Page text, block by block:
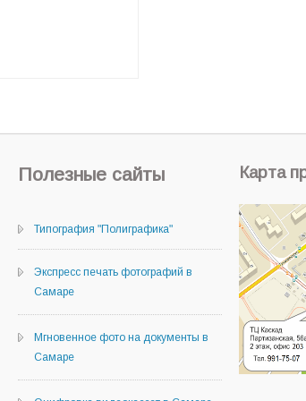
Полезные сайты
Типография "Полиграфика"
Экспресс печать фотографий в
Самаре
Мгновенное фото на документы в
Самаре
Карта